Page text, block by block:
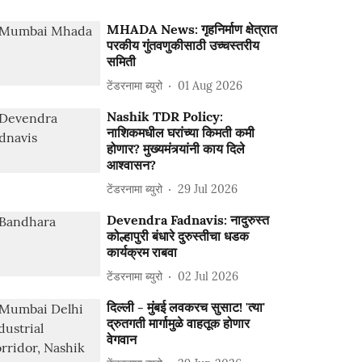
MHADA News: गृहनिर्माण क्षेत्रात
परकीय गुंतवणुकीसाठी उच्चस्तरीय
समिती
टेंडरनामा ब्युरो 01 Aug 2026
Nashik TDR Policy:
नाशिकमधील घरांच्या किमती कमी
होणार? मुख्यमंत्र्यांनी काय दिले
आश्वासन?
टेंडरनामा ब्युरो 29 Jul 2026
Devendra Fadnavis: नादुरुस्त
कोल्हापुरी बंधारे दुरुस्तीचा धडक
कार्यक्रम राबवा
टेंडरनामा ब्युरो 02 Jul 2026
दिल्ली - मुंबई लवकरच सुसाट! 'त्या'
द्रुतगती मार्गामुळे वाहतूक होणार
वेगवान